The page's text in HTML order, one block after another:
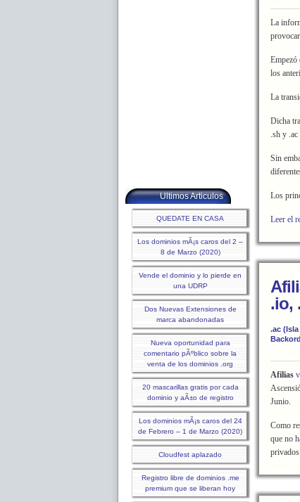
Ultimos Articulos
QUEDATE EN CASA
Los dominios mÃ¡s caros del 2 –
8 de Marzo (2020)
Vende el dominio y lo pierde en
una UDRP
Dos Nuevas Extensiones de
marca abandonadas
Nueva oportunidad para
comentario pÃºblico sobre la
venta de los dominios .org
20 mascarillas gratis por cada
dominio y aÃ±o de registro
Los dominios mÃ¡s caros del 24
de Febrero – 1 de Marzo (2020)
Cloudfest aplazado
Registro libre de dominios .me
premium que se liberan hoy
La
Empezó
los
La
Dicha
.sh y
Sin
Los
Leer el
.io,
.ac
Afilias
Junio.
Como
que no